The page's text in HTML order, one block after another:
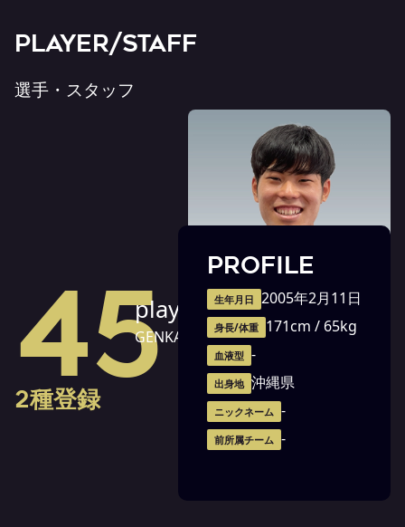
PLAYER/STAFF
選手・スタッフ
45
player
GENKA Chota
2種登録
PROFILE
生年月日 2005年2月11日
身長/体重 171cm / 65kg
血液型 -
出身地 沖縄県
ニックネーム -
前所属チーム -